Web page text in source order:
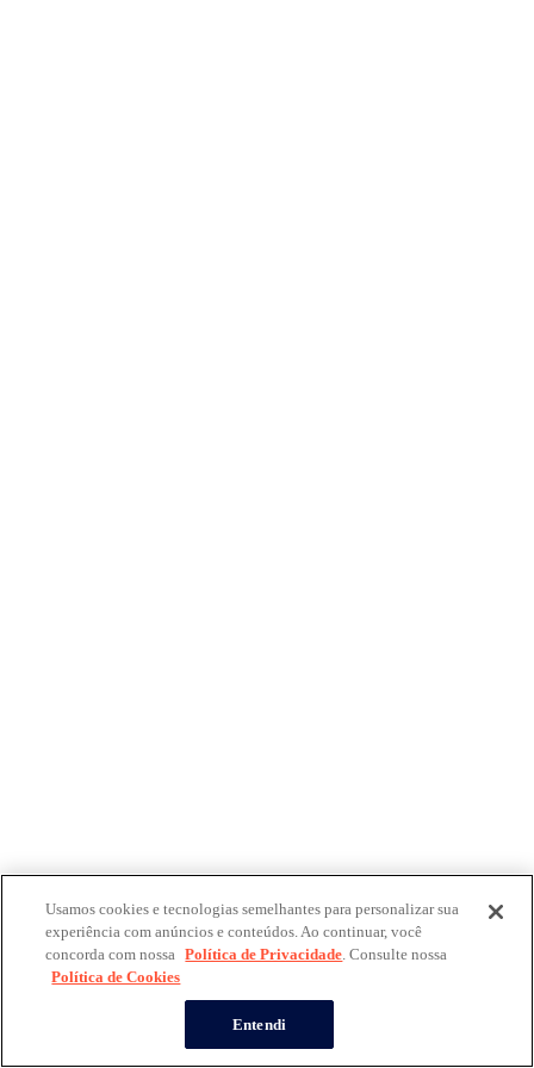
Usamos cookies e tecnologias semelhantes para personalizar sua
experiência com anúncios e conteúdos. Ao continuar, você
concorda com nossa Política de Privacidade. Consulte nossa
Política de Cookies
Entendi